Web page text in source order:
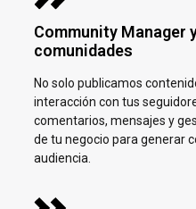
Community Manager
comunidades
No solo publicamos
interacción con tus
comentarios, mensajes y
de tu negocio para generar
audiencia.